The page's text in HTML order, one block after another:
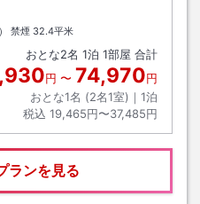
禁煙 32.4平米
おとな2名 1泊 1部屋 合計
円 〜 74,970円
おとな1名 (2名1室)｜ 1泊
税込 19,465円〜37,485円
ランを見る